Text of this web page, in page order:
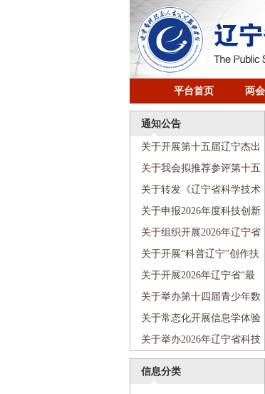
平台首页 两
通知公告
关于开展第十五届辽宁杰出
科技青年奖评选工作的通知
关于我会拟推荐参评第十五
届辽宁杰出科技青年奖人选的
公示
关于转发《辽宁省科学技术
协会优化营商环境若干举措》
的通知
关于申报2026年度科技创新
智库项目的通知
关于组织开展2026年辽宁省
首席科学传播专家遴选聘任工
作的通知
关于开展“科普辽宁”创作扶
持计划项目申报工作的通知
关于开展2026年辽宁省“最
美科技工作者”宣传选树活动的
通知
关于举办第十四届青少年数
学创新营的通知
关于常态化开展信息学体验
活动的通知
关于举办2026年辽宁省科技
活动周和辽宁省“全国科技工作
信息分类